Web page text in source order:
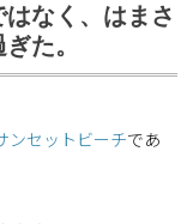
なく、はまさ
た。
ンセットビーチであ